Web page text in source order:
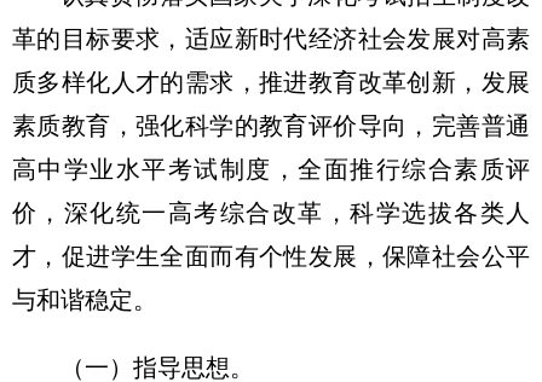
革的目标要求，适应新时代经济社会发展对高素
质多样化人才的需求，推进教育改革创新，发展
素质教育，强化科学的教育评价导向，完善普通
高中学业水平考试制度，全面推行综合素质评
价，深化统一高考综合改革，科学选拔各类人
才，促进学生全面而有个性发展，保障社会公平
与和谐稳定。
（一）指导思想。